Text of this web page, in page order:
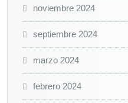
noviembre 2024
septiembre 2024
marzo 2024
febrero 2024